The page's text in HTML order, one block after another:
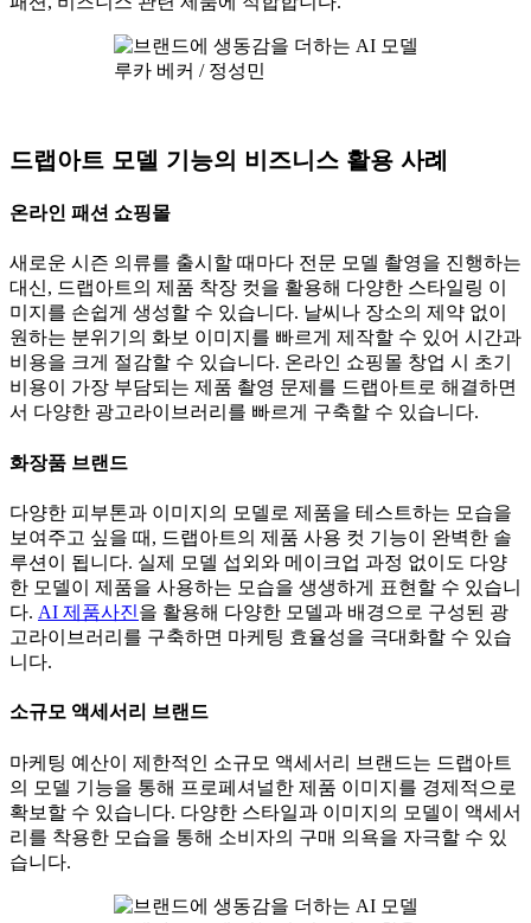
루카 베커 / 정성민
드랩아트 모델 기능의 비즈니스 활용 사례
온라인 패션 쇼핑몰
새로운 시즌 의류를 출시할 때마다 전문 모델 촬영을 진행하는
대신, 드랩아트의 제품 착장 컷을 활용해 다양한 스타일링 이
미지를 손쉽게 생성할 수 있습니다. 날씨나 장소의 제약 없이
원하는 분위기의 화보 이미지를 빠르게 제작할 수 있어 시간과
비용을 크게 절감할 수 있습니다. 온라인 쇼핑몰 창업 시 초기
비용이 가장 부담되는 제품 촬영 문제를 드랩아트로 해결하면
서 다양한 광고라이브러리를 빠르게 구축할 수 있습니다.
화장품 브랜드
다양한 피부톤과 이미지의 모델로 제품을 테스트하는 모습을
보여주고 싶을 때, 드랩아트의 제품 사용 컷 기능이 완벽한 솔
루션이 됩니다. 실제 모델 섭외와 메이크업 과정 없이도 다양
한 모델이 제품을 사용하는 모습을 생생하게 표현할 수 있습니
다. AI 제품사진을 활용해 다양한 모델과 배경으로 구성된 광
고라이브러리를 구축하면 마케팅 효율성을 극대화할 수 있습
니다.
소규모 액세서리 브랜드
마케팅 예산이 제한적인 소규모 액세서리 브랜드는 드랩아트
의 모델 기능을 통해 프로페셔널한 제품 이미지를 경제적으로
확보할 수 있습니다. 다양한 스타일과 이미지의 모델이 액세서
리를 착용한 모습을 통해 소비자의 구매 의욕을 자극할 수 있
습니다.